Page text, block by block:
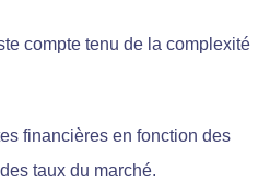
compte tenu de la complexité
financières en fonction des
taux du marché.